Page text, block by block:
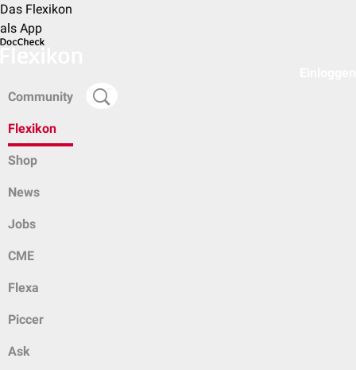
Das Flexikon
als App
Community
Flexikon
Shop
News
Jobs
CME
Flexa
Piccer
Ask